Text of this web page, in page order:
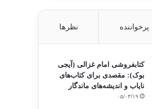
پرخواننده نظرها
کتابفروشی امام غزالی (آیجی
بوک): مقصدی برای کتاب‌های
نایاب و اندیشه‌های ماندگار
۰۵/۰۳/۱۹